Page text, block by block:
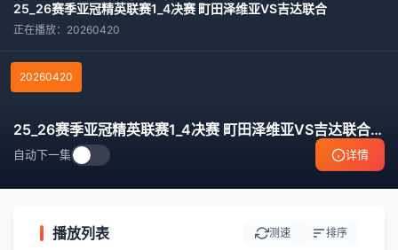
25_26赛季亚冠精英联赛1_4决赛 町田泽维亚VS吉达联合
正在播放：20260420
20260420
25_26赛季亚冠精英联赛1_4决赛 町田泽维亚VS吉达联合
自动下一集 详情
播放列表 测速 排序